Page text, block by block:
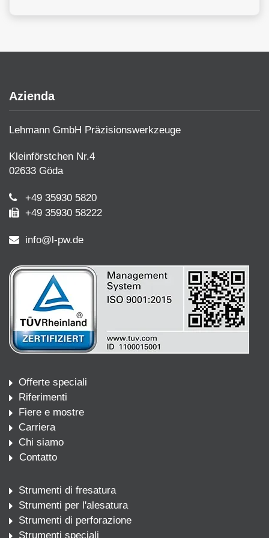
Azienda
Lehmann GmbH Präzisionswerkzeuge
Kleinförstchen Nr.4
02633 Göda
+49 35930 5820
+49 35930 58222
info@l-pw.de
Offerte speciali
Riferimenti
Fiere e mostre
Carriera
Chi siamo
Contatto
Strumenti di fresatura
Strumenti per l'alesatura
Strumenti di perforazione
Strumenti speciali